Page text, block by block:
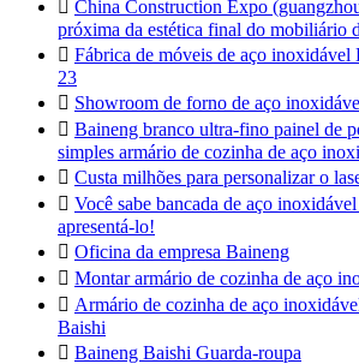
China Construction Expo
próxima da estética final do mobiliário
 Fábrica de móveis de aço inoxidável
23
 Showroom de forno de aço
 Baineng branco ultra-fino painel de
simples armário de cozinha de aço
 Custa milhões para personalizar o
 Você sabe bancada de aço
apresentá-lo!
 Oficina da empresa Baineng
 Montar armário de cozinha de aço
 Armário de cozinha de aço
Baishi
 Baineng Baishi Guarda-roupa